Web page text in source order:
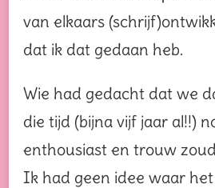
van elkaars
dat ik dat gedaan heb.
Wie had gedacht dat we
die tijd (bijna vijf jaar al!!)
enthousiast en trouw
Ik had geen idee waar